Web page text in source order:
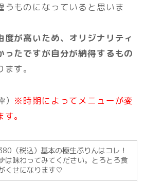
うものになっていると思いま
度が高いため、オリジナリティ
ったですが自分が納得するもの
す。
※時期によってメニューが変
。
（税込）基本の極生ぷりんはコレ！
は味わってみてください。とろとろ食
くせになります♡